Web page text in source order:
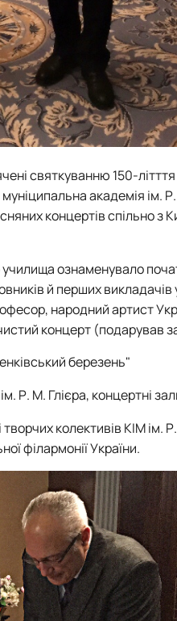
святкуванню 150-
академія ім.
концертів спільно з
училища ознаменувало
й перших
народний артист
концерт (подарував
березень"
Р. М. Глієра, концертні
колективів КІМ
філармонії України.